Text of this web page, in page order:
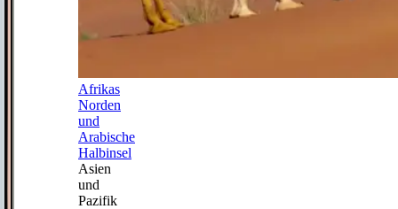
Afrikas
Norden
und
Arabische
Halbinsel
Asien
und
Pazifik